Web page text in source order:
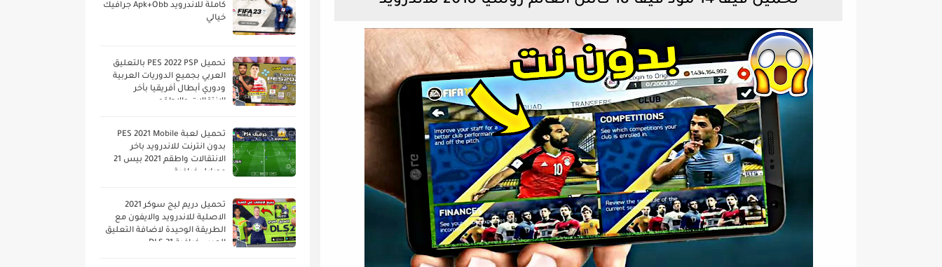
كاملة للاندرويد Apk+Obb جرافيك
خيالي
تحميل PES 2022 PSP بالتعليق
العربي بجميع الدوريات العربية
ودوري أبطال أفريقيا بأخر
الانتقالات والاطقم
تحميل لعبة PES 2021 Mobile
بدون انترنت للاندرويد باخر
الانتقالات واطقم 2021 بيس 21
موبايل خرافية
تحميل دريم ليج سوكر 2021
الاصلية للاندرويد والايفون مع
الطريقة الوحيدة لاضافة التعليق
العربي خرافية DLS 21